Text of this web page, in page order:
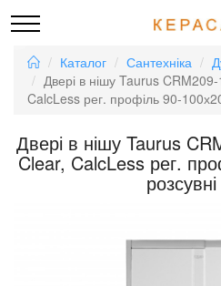
Каталог Сантехніка
Двері в нішу Taurus
CalcLess рег. профіль 90-
Двері в нішу Taurus
Clear, CalcLess рег.